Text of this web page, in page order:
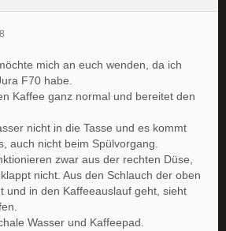
mich an euch wenden, da ich
F70 habe.
Kaffee ganz normal und bereitet den
nicht in die Tasse und es kommt
auch nicht beim Spülvorgang.
zwar aus der rechten Düse,
nicht. Aus den Schlauch der oben
und in den Kaffeeauslauf geht, sieht
Wasser und Kaffeepad.